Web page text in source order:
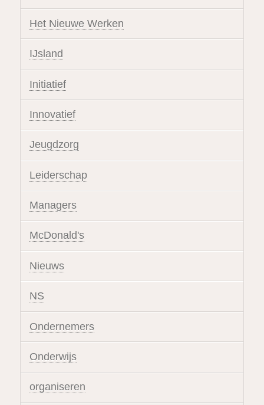
Het Nieuwe Werken
IJsland
Initiatief
Innovatief
Jeugdzorg
Leiderschap
Managers
McDonald's
Nieuws
NS
Ondernemers
Onderwijs
organiseren